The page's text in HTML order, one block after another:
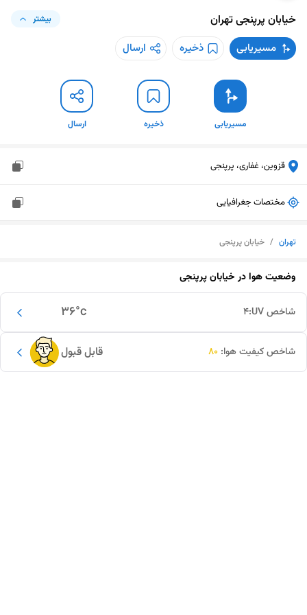
خیابان پرپنجیتهران بیشتر
مسیریابی ذخیره ارسال
مسیریابی ذخیره ارسال
قزوین، غفاری، پرپنجی
مختصات جغرافیایی
تهران / خیابان پرپنجی
وضعیت هوا درخیابان پرپنجی
36°c شاخص UV: 4
قابل قبول شاخص کیفیت هوا: 80